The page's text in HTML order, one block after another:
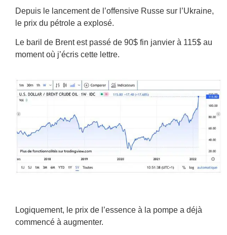
Depuis le lancement de l’offensive Russe sur l’Ukraine,
le prix du pétrole a explosé.
Le baril de Brent est passé de 90$ fin janvier à 115$ au
moment où j’écris cette lettre.
Logiquement, le prix de l’essence à la pompe a déjà
commencé à augmenter.